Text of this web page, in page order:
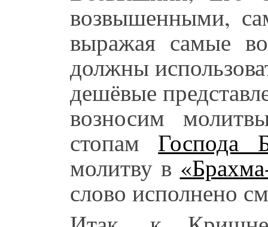
возвышенными,
выражая самые
должны
дешёвые
возносим
стопам Господа
молитву в
слово исполнено